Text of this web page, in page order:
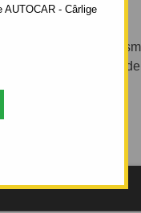
- Cârlige
pentru
(BE, BH). Anul